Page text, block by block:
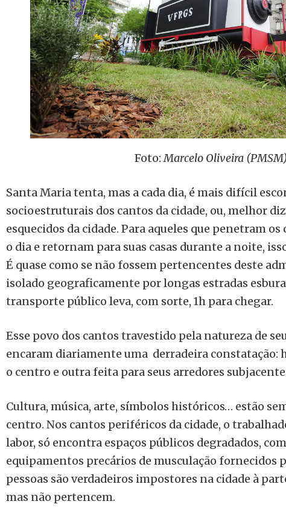
Foto:Marcelo Oliveira
Santa Maria tenta, mas a cada dia, é mais difícil
socioestruturais dos cantos da cidade, ou, melhor
esquecidos da cidade. Para aqueles que penetram
o dia e retornam para suas casas durante a noite,
É quase como se não fossem pertencentes deste
isolado geograficamente por longas estradas
transporte público leva, com sorte, 1h para chegar.
Esse povo dos cantos travestido pela natureza de
encaram diariamente uma derradeira constatação:
o centro e outra feita para seus arredores
Cultura, música, arte, símbolos históricos… estão
centro. Nos cantos periféricos da cidade, o
labor, só encontra espaços públicos degradados,
equipamentos precários de musculação fornecidos
pessoas são verdadeiros impostores na cidade à
mas não pertencem.